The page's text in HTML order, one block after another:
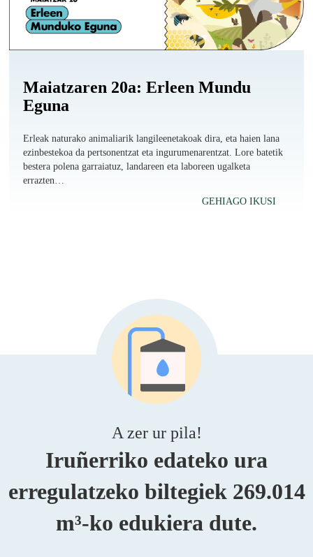
Maiatzaren 20a: Erleen Mundu
Eguna
Erleak naturako animaliarik langileenetakoak dira, eta haien lana
ezinbestekoa da pertsonentzat eta ingurumenarentzat. Lore batetik
bestera polena garraiatuz, landareen eta laboreen ugalketa
errazten…
GEHIAGO IKUSI
A zer ur pila!
Iruñerriko edateko ura
erregulatzeko biltegiek 269.014
m³-ko edukiera dute.